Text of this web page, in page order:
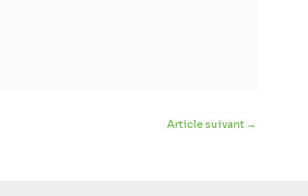
Article suivant →